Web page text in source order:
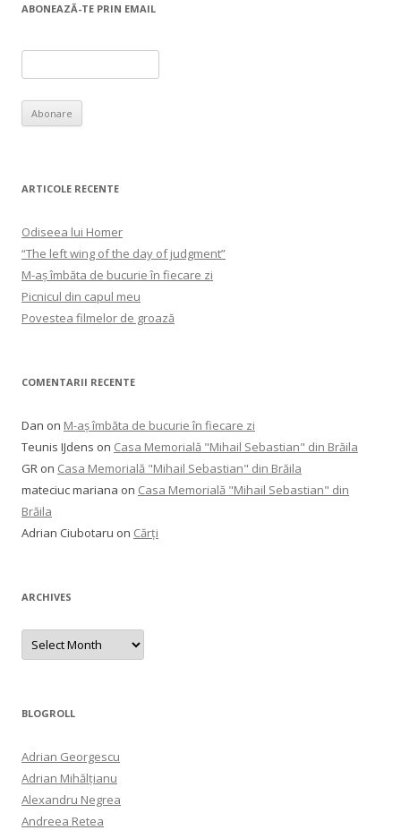
ABONEAZĂ-TE PRIN EMAIL
ARTICOLE RECENTE
Odiseea lui Homer
“The left wing of the day of judgment”
M-aș îmbăta de bucurie în fiecare zi
Picnicul din capul meu
Povestea filmelor de groază
COMENTARII RECENTE
Dan on M-aș îmbăta de bucurie în fiecare zi
Teunis IJdens on Casa Memorială "Mihail Sebastian" din Brăila
GR on Casa Memorială "Mihail Sebastian" din Brăila
mateciuc mariana on Casa Memorială "Mihail Sebastian" din
Brăila
Adrian Ciubotaru on Cărți
ARCHIVES
Archives
BLOGROLL
Adrian Georgescu
Adrian Mihălțianu
Alexandru Negrea
Andreea Retea